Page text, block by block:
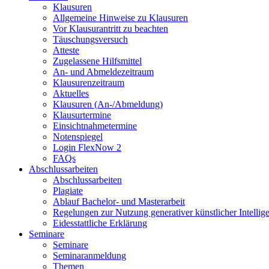
Klausuren
Allgemeine Hinweise zu Klausuren
Vor Klausurantritt zu beachten
Täuschungsversuch
Atteste
Zugelassene Hilfsmittel
An- und Abmeldezeitraum
Klausurenzeitraum
Aktuelles
Klausuren (An-/Abmeldung)
Klausurtermine
Einsichtnahmetermine
Notenspiegel
Login FlexNow 2
FAQs
Abschlussarbeiten
Abschlussarbeiten
Plagiate
Ablauf Bachelor- und Masterarbeit
Regelungen zur Nutzung generativer künstlicher
Eidesstattliche Erklärung
Seminare
Seminare
Seminaranmeldung
Themen